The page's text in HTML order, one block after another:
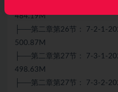
484.19M
├──第二章第26节： 7-2-1-
500.87M
├──第二章第27节： 7-3-1-
498.63M
├──第二章第27节： 7-3-2-